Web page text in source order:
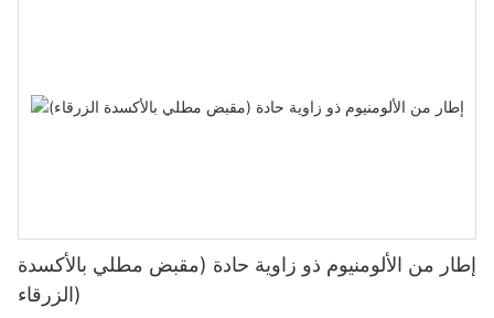
إطار من الألومنيوم ذو زاوية حادة (مقبض مطلي بالأكسدة
الزرقاء)